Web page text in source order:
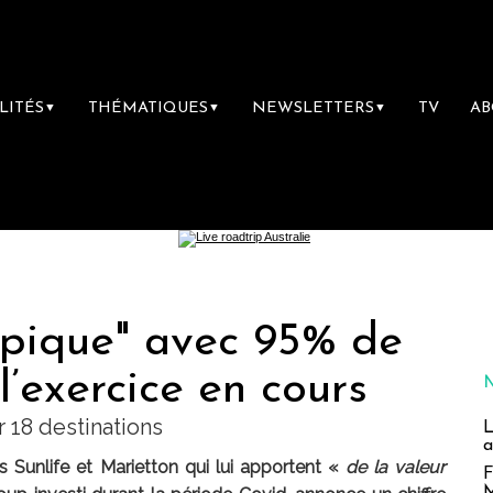
▼ THÉMATIQUES ▼ NEWSLETTERS ▼ TV
avec 95% de
en cours
18 destinations
Sunlife et Marietton qui lui apportent « de la valeur